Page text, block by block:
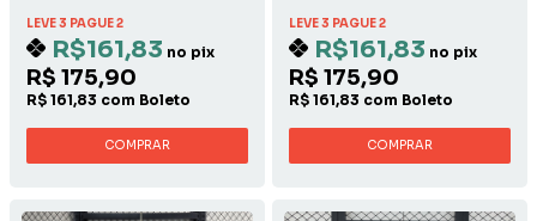
LEVE 3 PAGUE 2
R$161,83 no pix
R$ 175,90
R$ 161,83 com Boleto
COMPRAR
LEVE 3 PAGUE 2
R$161,83 no pix
R$ 175,90
R$ 161,83 com Boleto
COMPRAR